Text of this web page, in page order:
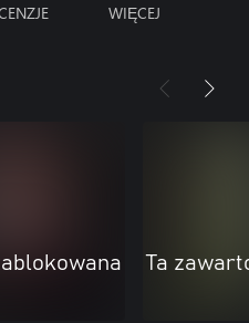
WIĘCEJ
Ta